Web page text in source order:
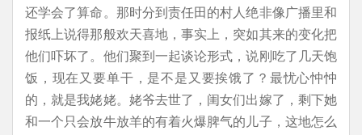
还学会了算命。那时分到责任田的村人绝非像广播里和
报纸上说得那般欢天喜地，事实上，突如其来的变化把
他们吓坏了。他们聚到一起谈论形式，说刚吃了几天饱
饭，现在又要单干，是不是又要挨饿了？最忧心忡忡
的，就是我姥姥。姥爷去世了，闺女们出嫁了，剩下她
和一个只会放牛放羊的有着火爆脾气的儿子，这地怎么